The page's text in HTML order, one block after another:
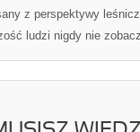
z perspektywy
ludzi nigdy nie